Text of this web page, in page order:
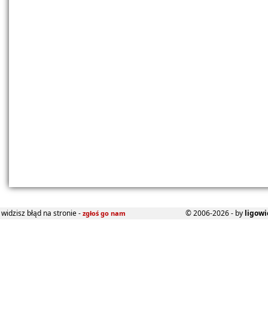
widzisz błąd na stronie - zgłoś go nam © 2006-2026 - by